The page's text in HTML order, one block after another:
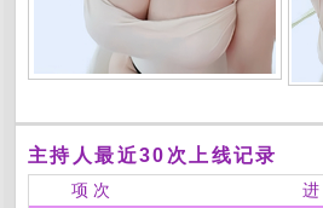
主持人最近30次上线记录
项 次 进